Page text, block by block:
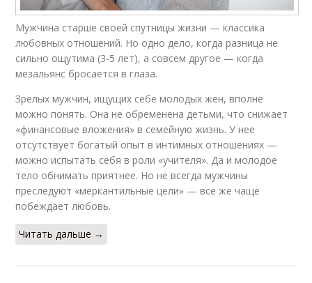
Мужчина старше своей спутницы жизни — классика
любовных отношений. Но одно дело, когда разница не
сильно ощутима (3-5 лет), а совсем другое — когда
мезальянс бросается в глаза.
Зрелых мужчин, ищущих себе молодых жен, вполне
можно понять. Она не обременена детьми, что снижает
«финансовые вложения» в семейную жизнь. У нее
отсутствует богатый опыт в интимных отношениях —
можно испытать себя в роли «учителя». Да и молодое
тело обнимать приятнее. Но не всегда мужчины
преследуют «меркантильные цели» — все же чаще
побеждает любовь.
Читать дальше →